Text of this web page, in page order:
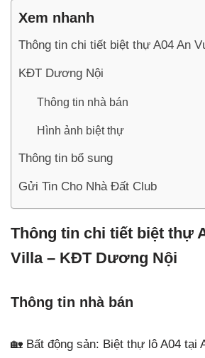
Xem nhanh
Thông tin chi tiết biệt thự A04 An
KĐT Dương Nội
Thông tin nhà bán
Hình ảnh biệt thự
Thông tin bổ sung
Gửi Tin Cho Nhà Đất Club
Thông tin chi tiết biệt thự
Villa – KĐT Dương Nội
Thông tin nhà bán
🏡 Bất động sản: Biệt thự lô A04 tại